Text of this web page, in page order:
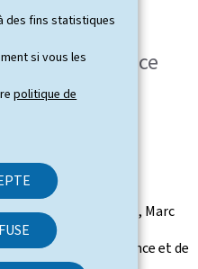
des fins statistiques
si vous les
politique de
sur l'intelligence
- Réunion de
le ministre du Travail, Marc
nationale, de l'Enfance et de